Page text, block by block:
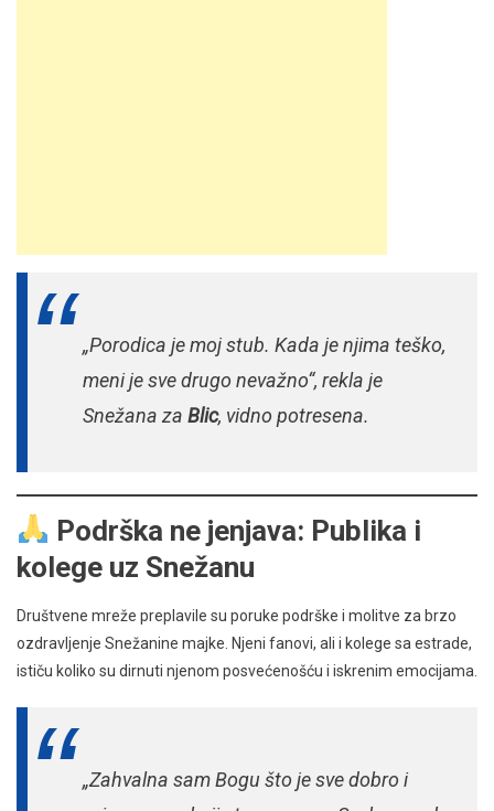
„Porodica je moj stub. Kada je njima teško,
meni je sve drugo nevažno“, rekla je
Snežana za Blic, vidno potresena.
Podrška ne jenjava: Publika i
kolege uz Snežanu
Društvene mreže preplavile su poruke podrške i molitve za brzo
ozdravljenje Snežanine majke. Njeni fanovi, ali i kolege sa estrade,
ističu koliko su dirnuti njenom posvećenošću i iskrenim emocijama.
„Zahvalna sam Bogu što je sve dobro i